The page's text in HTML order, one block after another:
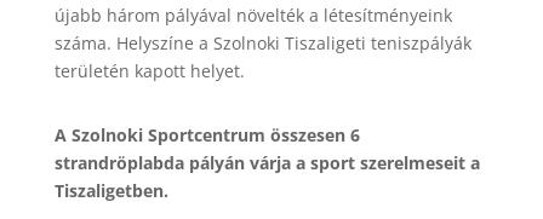
újabb három pályával növelték a létesítményeink
száma. Helyszíne a Szolnoki Tiszaligeti teniszpályák
területén kapott helyet.
A Szolnoki Sportcentrum összesen 6
strandröplabda pályán várja a sport szerelmeseit a
Tiszaligetben.